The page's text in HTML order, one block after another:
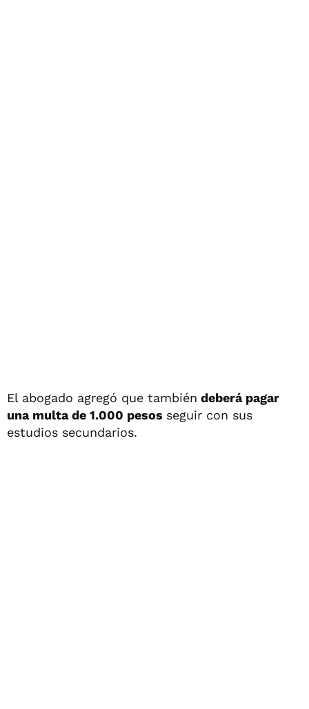
El abogado agregó que también deberá pagar
una multa de 1.000 pesos seguir con sus
estudios secundarios.